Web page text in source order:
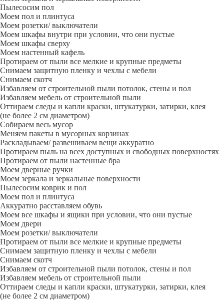
Пылесосим пол
Моем пол и плинтуса
Моем розетки/ выключатели
Моем шкафы внутри при условии, что они пустые
Моем шкафы сверху
Моем настенный кафель
Протираем от пыли все мелкие и крупные предметы
Снимаем защитную пленку и чехлы с мебели
Снимаем скотч
Избавляем от строительной пыли потолок, стены и пол
Избавляем мебель от строительной пыли
Оттираем следы и капли краски, штукатурки, затирки, клея
(не более 2 см диаметром)
Собираем весь мусор
Меняем пакеты в мусорных корзинах
Раскладываем/ развешиваем вещи аккуратно
Протираем пыль на всех доступных и свободных поверхностях
Протираем от пыли настенные бра
Моем дверные ручки
Моем зеркала и зеркальные поверхности
Пылесосим коврик и пол
Моем пол и плинтуса
Аккуратно расставляем обувь
Моем все шкафы и ящики при условии, что они пустые
Моем двери
Моем розетки/ выключатели
Протираем от пыли все мелкие и крупные предметы
Снимаем защитную пленку и чехлы с мебели
Снимаем скотч
Избавляем от строительной пыли потолок, стены и пол
Избавляем мебель от строительной пыли
Оттираем следы и капли краски, штукатурки, затирки, клея
(не более 2 см диаметром)